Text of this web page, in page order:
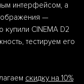
интерфейсом, а
—
CINEMA D2
тестируем его
скидку на 10%